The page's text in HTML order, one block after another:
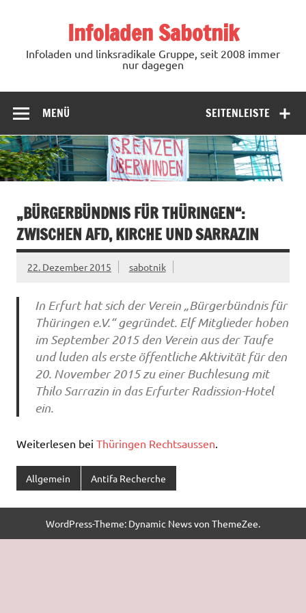
Infoladen Sabotnik
Infoladen und linksradikale Gruppe, seit 2008 immer
nur dagegen
SEITENLEISTE
MENÜ
„BÜRGERBÜNDNIS FÜR THÜRINGEN“:
ZWISCHEN AFD, KIRCHE UND SARRAZIN
22. Dezember 2015 sabotnik
In Erfurt hat sich der Verein „Bürgerbündnis für
Thüringen e.V.“ gegründet. Elf Mitglieder hoben
im September 2015 den Verein aus der Taufe
und luden als erste öffentliche Aktivität für den
20. November 2015 zu einer Buchlesung mit
Thilo Sarrazin in das Erfurter Radission-Hotel
ein.
Weiterlesen bei Thüringen Rechtsaussen.
Allgemein Antifa Recherche
WordPress-Theme: Dynamic News von ThemeZee.